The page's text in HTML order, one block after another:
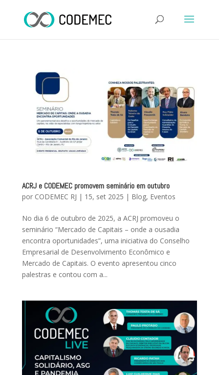
ACRJ e CODEMEC promovem seminário em outubro
por CODEMEC RJ | 15, set 2025 | Blog, Eventos
No dia 6 de outubro de 2025, a ACRJ promoveu o
seminário “Mercado de Capitais – onde a ousadia
encontra oportunidades”, uma iniciativa do Conselho
Empresarial de Desenvolvimento Econômico e
Mercado de Capitais. O evento apresentou cinco
palestras e contou com a...